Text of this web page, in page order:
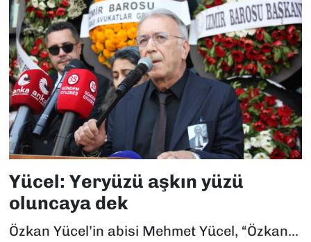
Yücel: Yeryüzü aşkın yüzü
oluncaya dek
Özkan Yücel’in abisi Mehmet Yücel, “Özkan...